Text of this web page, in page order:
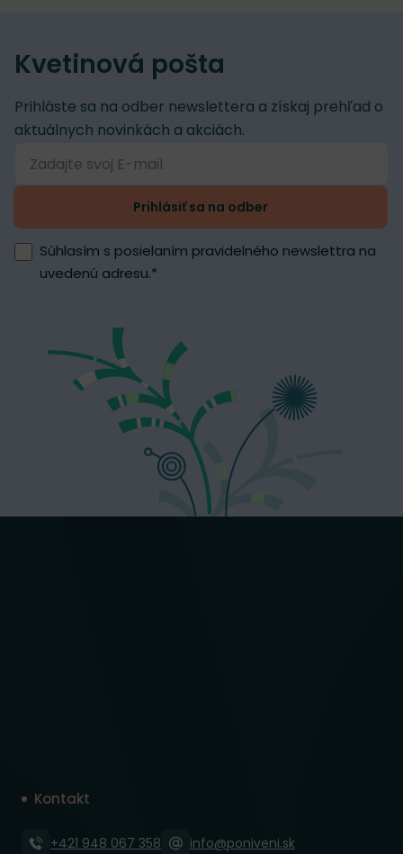
Kvetinová pošta
Prihláste sa na odber newslettera a získaj prehľad o
aktuálnych novinkách a akciách.
Prihlásiť sa na odber
Súhlasím s posielaním pravidelného newslettra na
uvedenú adresu.*
Kontakt
+421 948 067 358 info@poniveni.sk